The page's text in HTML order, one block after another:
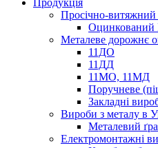
Продукція
Просічно-
Металеве дорожнє
11ДО
11ДД
11МО, 11МД
Поручневе
Закладні
Вироби з металу в
Металевий
Електромонтажні